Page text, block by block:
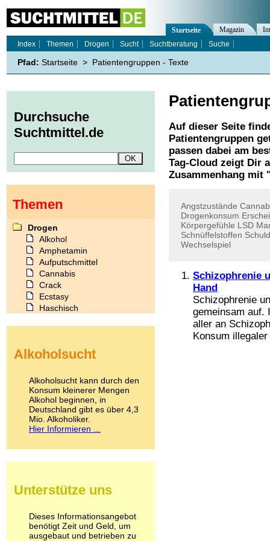
Auf dieser Seite
Patientengruppen
passen dabei am
Tag-Cloud zeigt Dir
Zusammenhang mit
Angstzustände
Drogenkonsum
Körpergefühle LSD
Schnüffelstoffen
Wechselspiel
Schizophrenie
Hand
Schizophrenie
gemeinsam auf.
aller an
Konsum
Startseite Magazin
Index
Themen Drogen Sucht Suchtberatung Suche
Pfad: Startseite > Patientengruppen - Texte
Durchsuche
Suchtmittel.de
Themen
Drogen
Alkohol
Amphetamin
Aufputschmittel
Cannabis
Crack
Ecstasy
Haschisch
Kokain
LSD
Marihuana
Medikamente
Meskalin
Metamphetamin
Methadon
Pilze
Psychopharmaka
Schlafmittel
Schmerzmittel
Alkoholsucht
Alkoholsucht kann durch den
Konsum kleinerer Mengen
Alkohol beginnen, in
Deutschland gibt es über 4,3
Mio. Alkoholiker.
Hier Informieren ...
Unterstütze uns
Dieses Informationsangebot
benötigt Zeit und Geld, um
ausgebaut und betrieben zu